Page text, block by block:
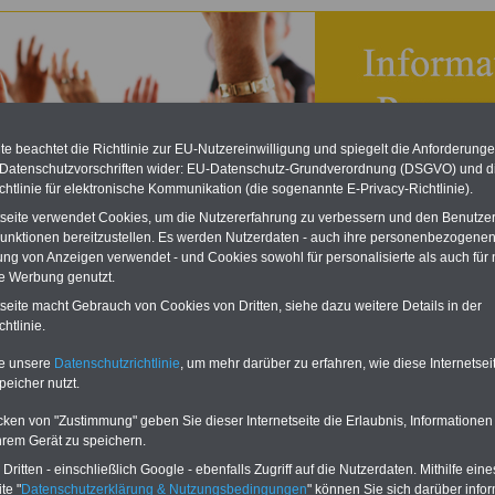
Personalvertretungsgesetz (SPersVG): § 47
ÖD neu aufgelegt
Oktober 2025 neu aufgelegt. Mit
allen Entgelttabellen für
sowie den
Auszubildendenvergütungen,
beachtet die Richtlinie zur EU-Nutzereinwilligung und spiegelt die
wider: EU-Datenschutz-Grundverordnung (DSGVO) und
für elektronische Kommunikation (die sogenannte E-Privacy-Richtlinie).
verwendet Cookies, um die Nutzererfahrung zu verbessern und den
bereitzustellen. Es werden Nutzerdaten - auch ihre
von Anzeigen verwendet - und Cookies sowohl für personalisierte als auch für
Werbung genutzt.
macht Gebrauch von Cookies von Dritten, siehe dazu weitere Details in der
unsere Datenschutzrichtlinie, um mehr darüber zu erfahren, wie diese
nutzt.
von "Zustimmung" geben Sie dieser Internetseite die Erlaubnis,
Gerät zu speichern.
- einschließlich Google - ebenfalls Zugriff auf die Nutzerdaten. Mithilfe
"Datenschutzerklärung & Nutzungsbedingungen" können Sie sich darüber